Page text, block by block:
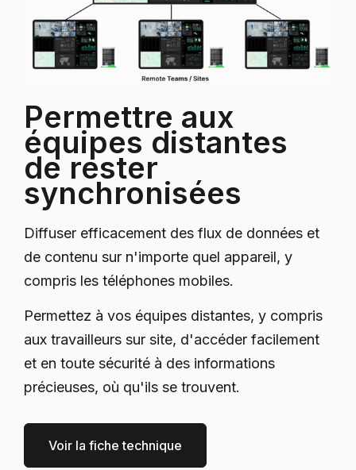
Permettre aux
équipes distantes
de rester
synchronisées
Diffuser efficacement des flux de données et
de contenu sur n'importe quel appareil, y
compris les téléphones mobiles.
Permettez à vos équipes distantes, y compris
aux travailleurs sur site, d'accéder facilement
et en toute sécurité à des informations
précieuses, où qu'ils se trouvent.
Voir la fiche technique